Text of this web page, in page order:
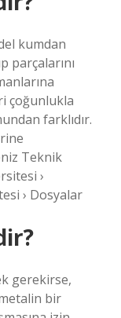
kumdan
parçalarını
çoğunlukla
farklıdır.
Teknik
›
› Dosyalar
gerekirse,
bir